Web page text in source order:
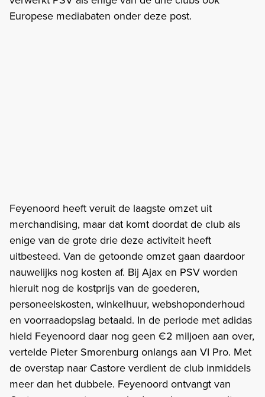
Europese mediabaten onder deze post.
Feyenoord heeft veruit de laagste omzet uit
merchandising, maar dat komt doordat de club als
enige van de grote drie deze activiteit heeft
uitbesteed. Van de getoonde omzet gaan daardoor
nauwelijks nog kosten af. Bij Ajax en PSV worden
hieruit nog de kostprijs van de goederen,
personeelskosten, winkelhuur, webshoponderhoud
en voorraadopslag betaald. In de periode met adidas
hield Feyenoord daar nog geen €2 miljoen aan over,
vertelde Pieter Smorenburg onlangs aan VI Pro. Met
de overstap naar Castore verdient de club inmiddels
meer dan het dubbele. Feyenoord ontvangt van